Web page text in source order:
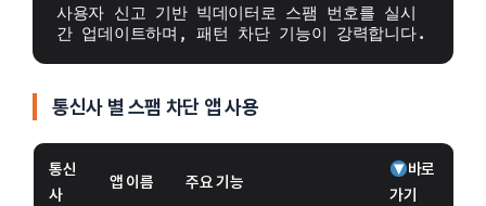
사용자 신고 기반 빅데이터로 스팸 번호를 실시
간 업데이트하며, 패턴 차단 기능이 강력합니다.
통신사 별 스팸 차단 앱 사용
통신
사
앱 이름 주요 기능
바로
가기